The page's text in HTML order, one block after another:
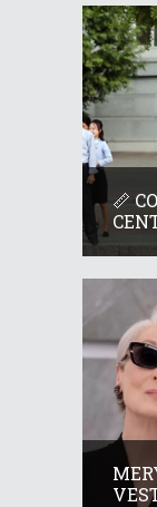
📏